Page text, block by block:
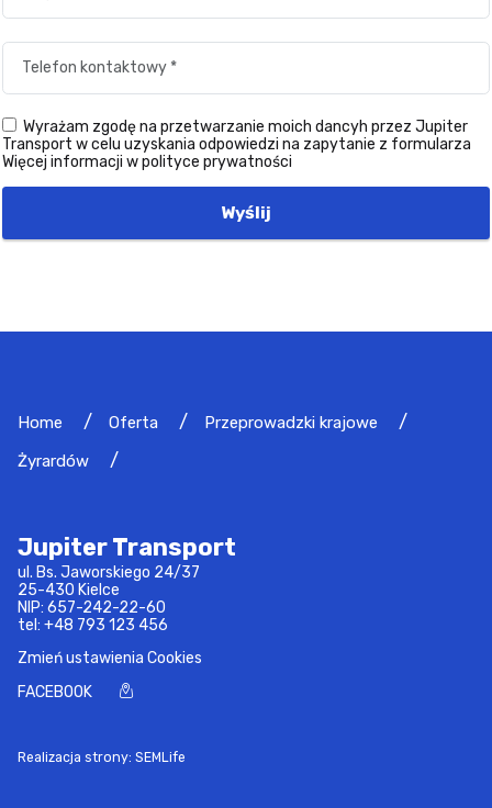
Wyrażam zgodę na przetwarzanie moich dancyh przez Jupiter
Transport w celu uzyskania odpowiedzi na zapytanie z formularza
Więcej informacji w polityce prywatności
Wyślij
Home Oferta
Przeprowadzki krajowe
Żyrardów
Jupiter Transport
ul. Bs. Jaworskiego 24/37
25-430 Kielce
NIP: 657-242-22-60
tel: +48 793 123 456
Zmień ustawienia Cookies
FACEBOOK
Realizacja strony: SEMLife